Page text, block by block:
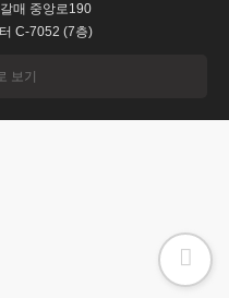
매 중앙로190
C-7052 (7층)
보기